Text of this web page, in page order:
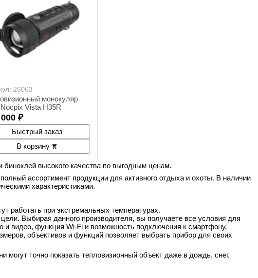
26063
монокуляр
Vista H35R
₽
Быстрый заказ
В корзину
высокого качества по выгодным ценам.
ассортимент продукции для активного отдыха и охоты. В наличии
характеристиками.
работать при экстремальных температурах.
Выбирая данного производителя, вы получаете все условия для
и видео, функция Wi-Fi и возможность подключения к смартфону,
объективов и функций позволяет выбрать прибор для своих
точно показать тепловизионный объект даже в дождь, снег,